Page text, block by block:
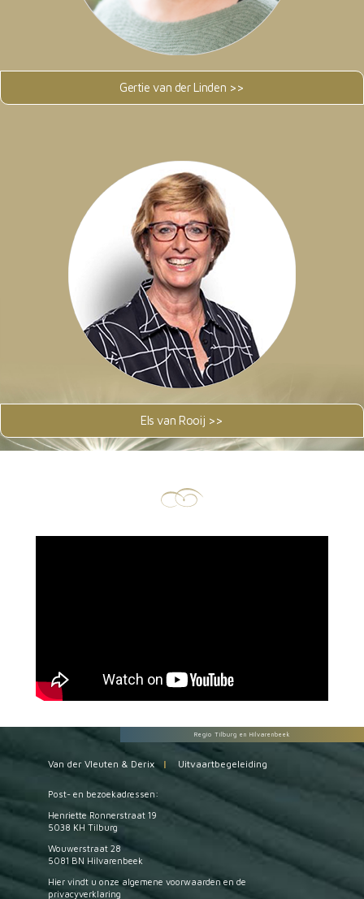
Gertie van der Linden >>
Els van Rooij >>
Regio Tilburg en Hilvarenbeek
Van der Vleuten & Derix | Uitvaartbegeleiding
Post- en bezoekadressen:
Henriette Ronnerstraat 19
5038 KH Tilburg
Wouwerstraat 28
5081 BN Hilvarenbeek
Hier vindt u onze algemene voorwaardenen de
privacyverklaring